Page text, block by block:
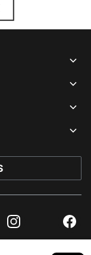
Instagram
NORTH AMERICA, INC.